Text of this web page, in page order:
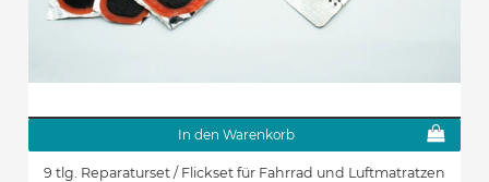
In den Warenkorb
9 tlg. Reparaturset / Flickset für Fahrrad und Luftmatratzen